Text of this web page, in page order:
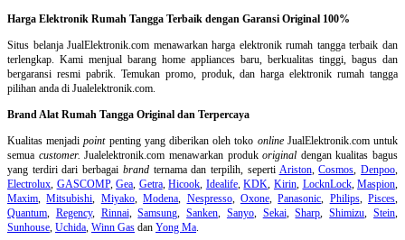
Harga Elektronik Rumah Tangga Terbaik dengan Garansi Original 100%
Situs belanjaJualElektronik.com menawarkan harga elektronik rumah tangga terbaik dan
terlengkap. Kami menjual barang home appliances baru, berkualitas tinggi, bagus dan
bergaransi resmi pabrik. Temukan promo, produk, dan harga elektronik rumah tangga
pilihan anda di Jualelektronik.com.
Brand Alat Rumah Tangga Original dan Terpercaya
Kualitas menjadipointpenting yang diberikan oleh toko onlineJualElektronik.com untuk
semua customer. Jualelektronik.com menawarkan produkoriginal dengan kualitas bagus
yang terdiri dari berbagai brandternama dan terpilih, seperti Ariston,Cosmos,Denpoo,
Electrolux, GASCOMP,Gea, Getra,Hicook, Idealife,KDK, Kirin, LocknLock,Maspion,
Maxim,Mitsubishi, Miyako,Modena, Nespresso, Oxone,Panasonic, Philips, Pisces,
Quantum, Regency, Rinnai,Samsung,Sanken, Sanyo, Sekai,Sharp,Shimizu,Stein,
Sunhouse, Uchida, Winn Gas dan Yong Ma.